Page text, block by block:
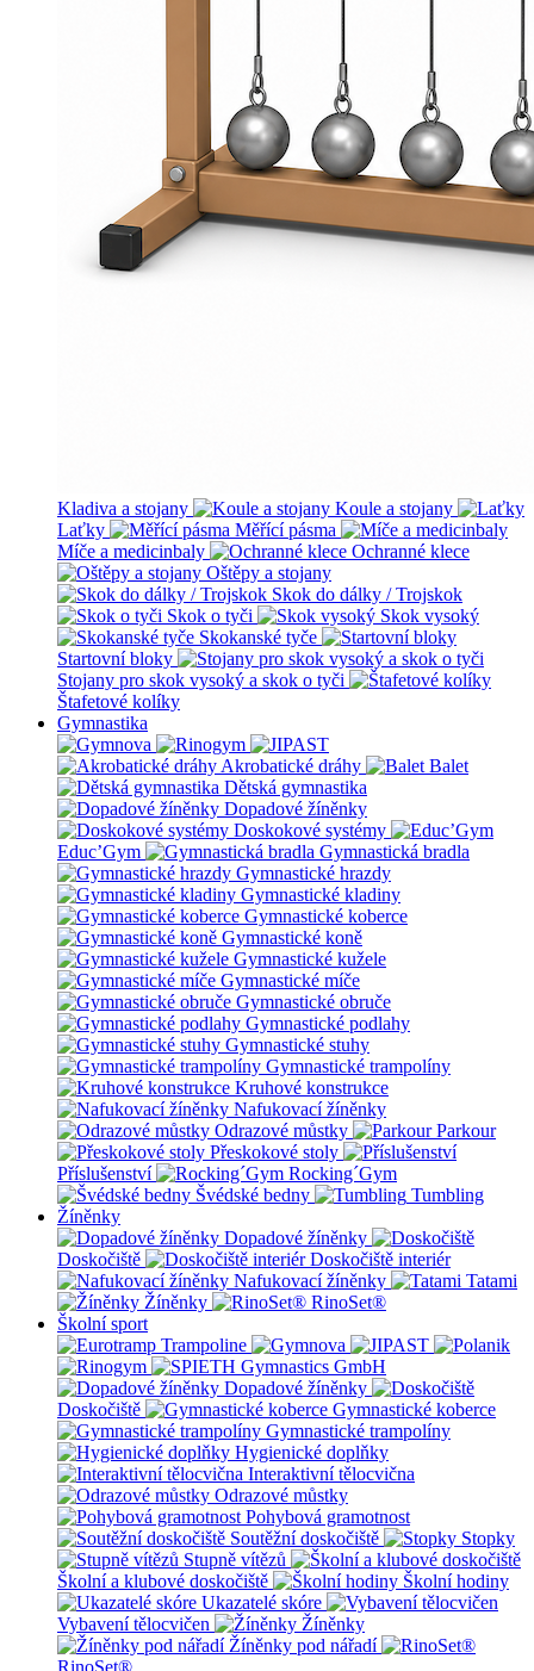
Kladiva a stojany
Koule a stojany
Laťky
Měřící pásma
Míče a medicinbaly
Ochranné klece
Oštěpy a stojany
Skok do dálky / Trojskok
Skok o tyči
Skok vysoký
Skokanské tyče
Startovní bloky
Stojany pro skok vysoký a skok o tyči
Štafetové kolíky
Gymnastika
Akrobatické dráhy
Balet
Dětská gymnastika
Dopadové žíněnky
Doskokové systémy
Educ’Gym
Gymnastická bradla
Gymnastické hrazdy
Gymnastické kladiny
Gymnastické koberce
Gymnastické koně
Gymnastické kužele
Gymnastické míče
Gymnastické obruče
Gymnastické podlahy
Gymnastické stuhy
Gymnastické trampolíny
Kruhové konstrukce
Nafukovací žíněnky
Odrazové můstky
Parkour
Přeskokové stoly
Příslušenství
Rocking´Gym
Švédské bedny
Tumbling
Žíněnky
Dopadové žíněnky
Doskočiště
Doskočiště interiér
Nafukovací žíněnky
Tatami
Žíněnky
RinoSet®
Školní sport
Dopadové žíněnky
Doskočiště
Gymnastické koberce
Gymnastické trampolíny
Hygienické doplňky
Interaktivní tělocvična
Odrazové můstky
Pohybová gramotnost
Soutěžní doskočiště
Stopky
Stupně vítězů
Školní a klubové doskočiště
Školní hodiny
Ukazatelé skóre
Vybavení tělocvičen
Žíněnky
Žíněnky pod nářadí
RinoSet®